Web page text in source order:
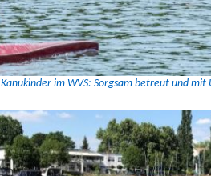
Kanukinder im WVS: Sorgsam betreut und